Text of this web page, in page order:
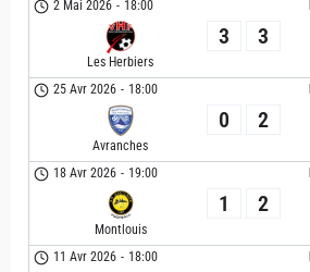
2 Mai 2026 - 18:00
Les Herbiers
3 3
25 Avr 2026 - 18:00
Avranches
0 2
18 Avr 2026 - 19:00
Montlouis
1 2
11 Avr 2026 - 18:00